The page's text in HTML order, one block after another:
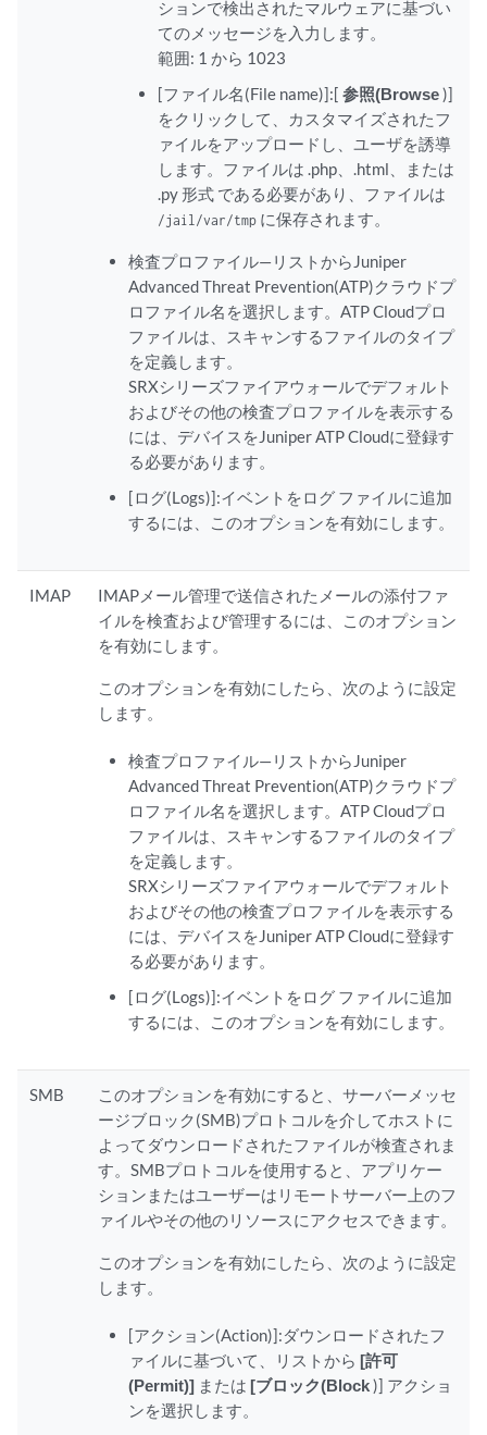
ションで検出されたマルウェアに基づい
てのメッセージを入力します。
範囲: 1 から 1023
[ファイル名(File name)]:[参照(Browse)]
をクリックして、カスタマイズされたフ
ァイルをアップロードし、ユーザを誘導
します。ファイルは .php、.html、または
.py 形式 である必要があり、ファイルは
/jail/var/tmp に保存されます。
検査プロファイル—リストからJuniper
Advanced Threat Prevention(ATP)クラウドプ
ロファイル名を選択します。ATP Cloudプロ
ファイルは、スキャンするファイルのタイプ
を定義します。
SRXシリーズファイアウォールでデフォルト
およびその他の検査プロファイルを表示する
には、デバイスをJuniper ATP Cloudに登録す
る必要があります。
[ログ(Logs)]:イベントをログ ファイルに追加
するには、このオプションを有効にします。
IMAP
IMAPメール管理で送信されたメールの添付ファ
イルを検査および管理するには、このオプション
を有効にします。
このオプションを有効にしたら、次のように設定
します。
検査プロファイル—リストからJuniper
Advanced Threat Prevention(ATP)クラウドプ
ロファイル名を選択します。ATP Cloudプロ
ファイルは、スキャンするファイルのタイプ
を定義します。
SRXシリーズファイアウォールでデフォルト
およびその他の検査プロファイルを表示する
には、デバイスをJuniper ATP Cloudに登録す
る必要があります。
[ログ(Logs)]:イベントをログ ファイルに追加
するには、このオプションを有効にします。
SMB
このオプションを有効にすると、サーバーメッセ
ージブロック(SMB)プロトコルを介してホストに
よってダウンロードされたファイルが検査されま
す。SMBプロトコルを使用すると、アプリケー
ションまたはユーザーはリモートサーバー上のフ
ァイルやその他のリソースにアクセスできます。
このオプションを有効にしたら、次のように設定
します。
[アクション(Action)]:ダウンロードされたフ
ァイルに基づいて、リストから [許可
(Permit)]または [ブロック(Block)] アクショ
ンを選択します。